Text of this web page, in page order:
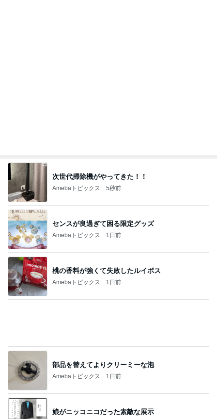
次世代掃除機がやってきた！！
Amebaトピックス 5秒前
センスが良過ぎて困る限定グッズ
Amebaトピックス 1日前
桃の香料が強くて失敗したルイボス
Amebaトピックス 1日前
部品を替えてよりクリーミーな泡
Amebaトピックス 1日前
娘がニッコニコだった素敵な展示